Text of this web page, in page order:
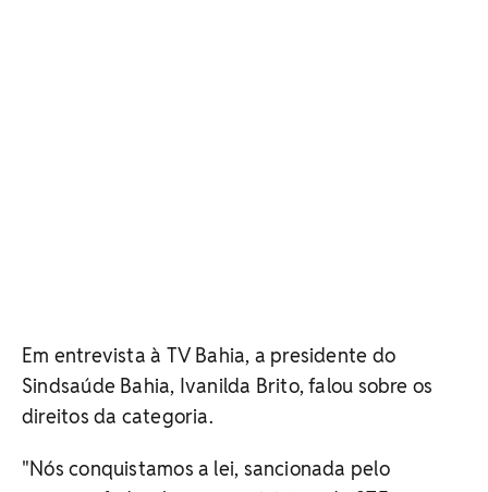
Em entrevista à TV Bahia, a presidente do
Sindsaúde Bahia, Ivanilda Brito, falou sobre os
direitos da categoria.
"Nós conquistamos a lei, sancionada pelo